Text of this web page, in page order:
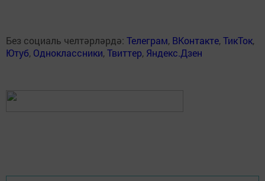
Без социаль челтәрләрдә: Телеграм, ВКонтакте,ТикТок,
Ютуб, Одноклассники,Твиттер, Яндекс.Дзен